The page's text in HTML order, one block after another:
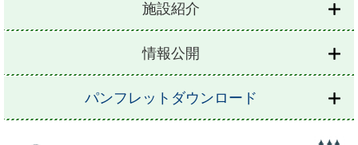
施設紹介
情報公開
パンフレットダウンロード